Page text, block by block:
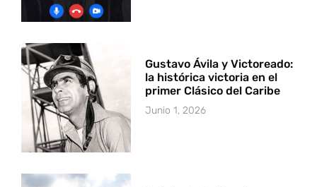
Gustavo Ávila y Victoreado:
la histórica victoria en el
primer Clásico del Caribe
Junio 1, 2026